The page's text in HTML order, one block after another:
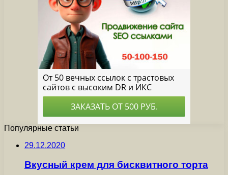
Популярные статьи
29.12.2020
Вкусный крем для бисквитного торта